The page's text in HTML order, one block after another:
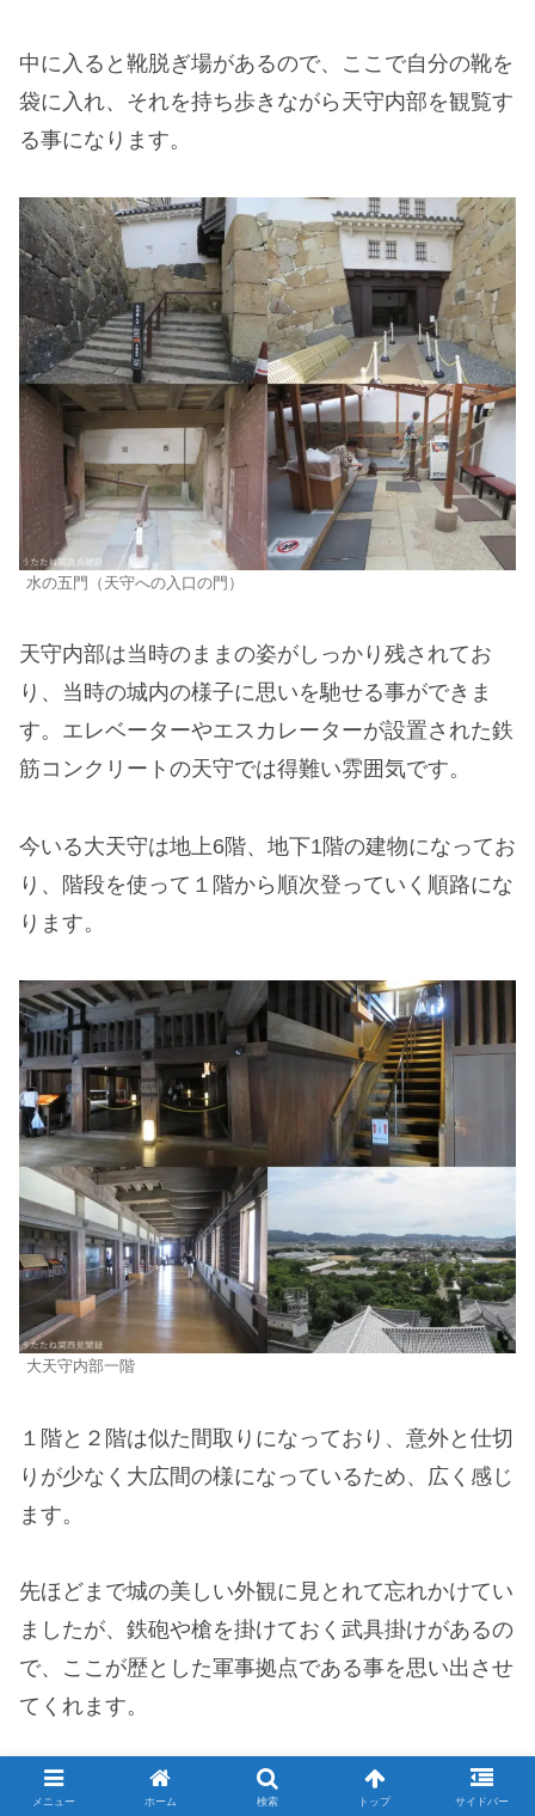
中に入ると靴脱ぎ場があるので、ここで自分の靴を
袋に入れ、それを持ち歩きながら天守内部を観覧す
る事になります。
水の五門（天守への入口の門）
天守内部は当時のままの姿がしっかり残されてお
り、当時の城内の様子に思いを馳せる事ができま
す。エレベーターやエスカレーターが設置された鉄
筋コンクリートの天守では得難い雰囲気です。
今いる大天守は地上6階、地下1階の建物になってお
り、階段を使って１階から順次登っていく順路にな
ります。
大天守内部一階
１階と２階は似た間取りになっており、意外と仕切
りが少なく大広間の様になっているため、広く感じ
ます。
先ほどまで城の美しい外観に見とれて忘れかけてい
ましたが、鉄砲や槍を掛けておく武具掛けがあるの
で、ここが歴とした軍事拠点である事を思い出させ
てくれます。
メニュー ホーム 検索 トップ サイドバー